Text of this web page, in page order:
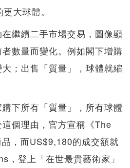
大球體。
繼續二手市場交易，圖像顯
數量而變化。例如閣下增購
大；出售「質量」，球體就縮
下所有「質量」，所有球體
個理由，官方宣稱《The
，而US$9,180的成交額就
，登上「在世最貴藝術家」